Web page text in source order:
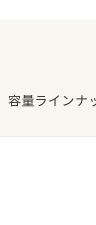
容量ラインナ